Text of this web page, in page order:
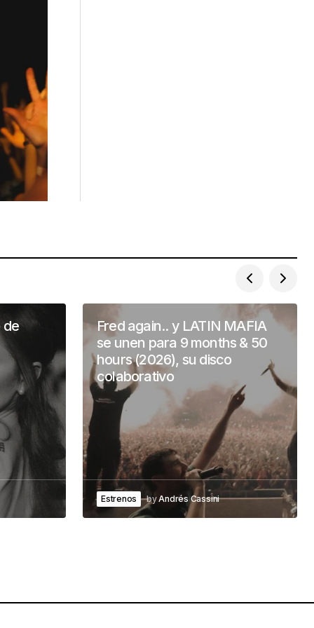
de
Fred again.. y LATIN MAFIA
se unen para 9 months & 50
hours (2026), su disco
colaborativo
Estrenos byAndrés Cassini